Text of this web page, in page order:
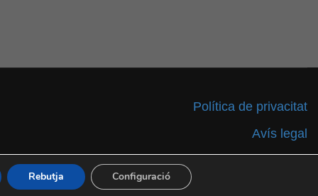
Política de privacitat
Avís legal
Rebutja Configuració